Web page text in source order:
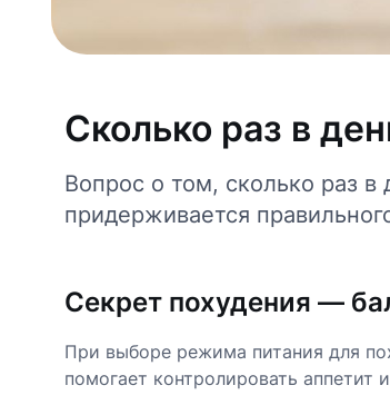
Сколько раз в
Вопрос о том, сколько раз в
придерживается
Секрет похудения —
При выборе режима питания для
помогает контролировать аппетит